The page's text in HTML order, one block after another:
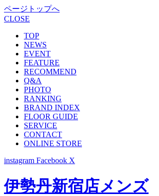
ページトップへ
CLOSE
TOP
NEWS
EVENT
FEATURE
RECOMMEND
Q&A
PHOTO
RANKING
BRAND INDEX
FLOOR GUIDE
SERVICE
CONTACT
ONLINE STORE
instagram Facebook X
伊勢丹新宿店メンズ